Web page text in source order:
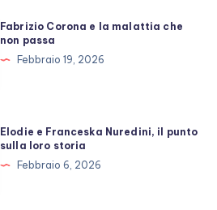
Fabrizio Corona e la malattia che
non passa
Febbraio 19, 2026
Elodie e Franceska Nuredini, il punto
sulla loro storia
Febbraio 6, 2026